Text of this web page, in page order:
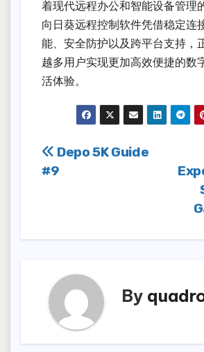
着现代远程办公和智能设备管理
向日葵远程控制软件凭借稳定连
能、安全防护以及跨平台支持，
越多用户实现更加高效便捷的数
活体验。
Post
navigation
Depo 5K Guide
#9
By